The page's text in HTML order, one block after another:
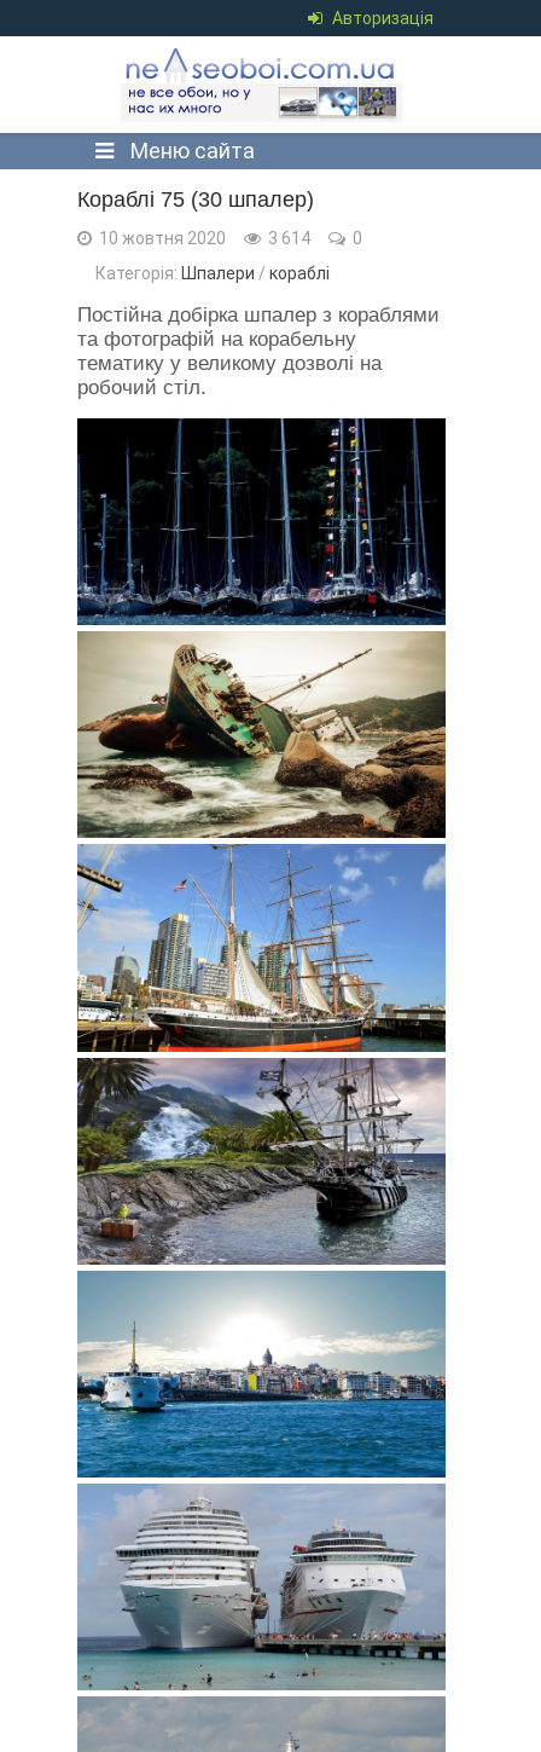
Авторизація
Меню сайта
Кораблі 75 (30 шпалер)
10 жовтня 2020 3 614
0
Категорія: Шпалери / кораблі
Постійна добірка шпалер з кораблями
та фотографій на корабельну
тематику у великому дозволі на
робочий стіл.